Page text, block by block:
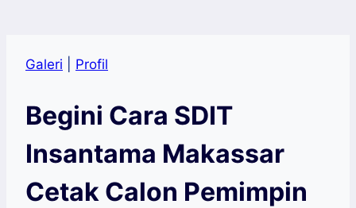
Galeri Profil
Begini Cara SDIT
Insantama Makassar
Cetak Calon Pemimpin